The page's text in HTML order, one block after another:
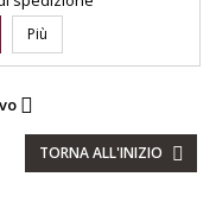
Più

TORNA ALL'INIZIO 